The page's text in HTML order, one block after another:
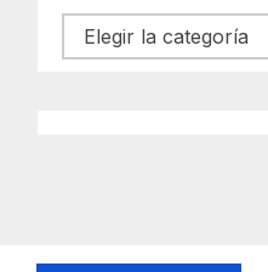
Categorías